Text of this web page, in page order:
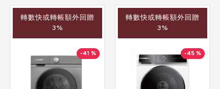
轉數快或轉帳額外回贈
3%
-41 %
轉數快或轉帳額外回贈
3%
-45 %